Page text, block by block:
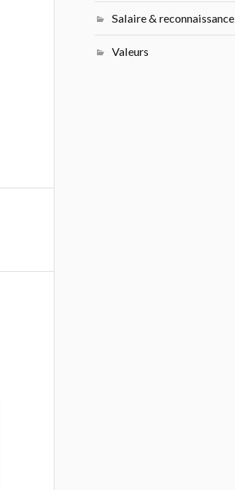
Salaire & reconnaissance
Valeurs